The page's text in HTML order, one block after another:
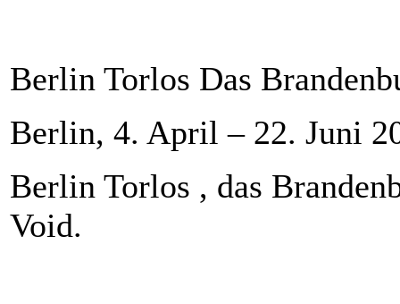
Berlin Torlos Das
Berlin, 4. April – 22. Juni
Berlin Torlos , das
Void.